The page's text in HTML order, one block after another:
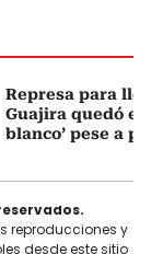
Represa para
Guajira quedó en
blanco’ pese a
reproducciones y
desde este sitio